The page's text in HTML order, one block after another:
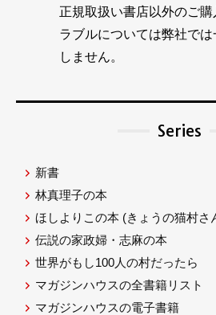
正規取扱い書店以外のご購
ラブルについては弊社では
しません。
Series
新書
林真理子の本
ほしよりこの本 (きょうの猫村さ
伝説の家政婦・志麻の本
世界がもし100人の村だったら
マガジンハウスの全書籍リスト
マガジンハウスの電子書籍